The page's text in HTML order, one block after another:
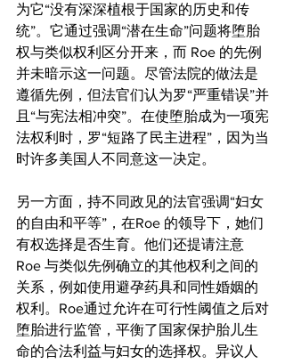
为它“没有深深植根于国家的历史和传
统”。它通过强调“潜在生命”问题将堕胎
权与类似权利区分开来，而 Roe 的先例
并未暗示这一问题。尽管法院的做法是
遵循先例，但法官们认为罗“严重错误”并
且“与宪法相冲突”。在使堕胎成为一项宪
法权利时，罗“短路了民主进程”，因为当
时许多美国人不同意这一决定。
另一方面，持不同政见的法官强调“妇女
的自由和平等”，在Roe 的领导下，她们
有权选择是否生育。他们还提请注意
Roe 与类似先例确立的其他权利之间的
关系，例如使用避孕药具和同性婚姻的
权利。Roe通过允许在可行性阈值之后对
堕胎进行监管，平衡了国家保护胎儿生
命的合法利益与妇女的选择权。异议人